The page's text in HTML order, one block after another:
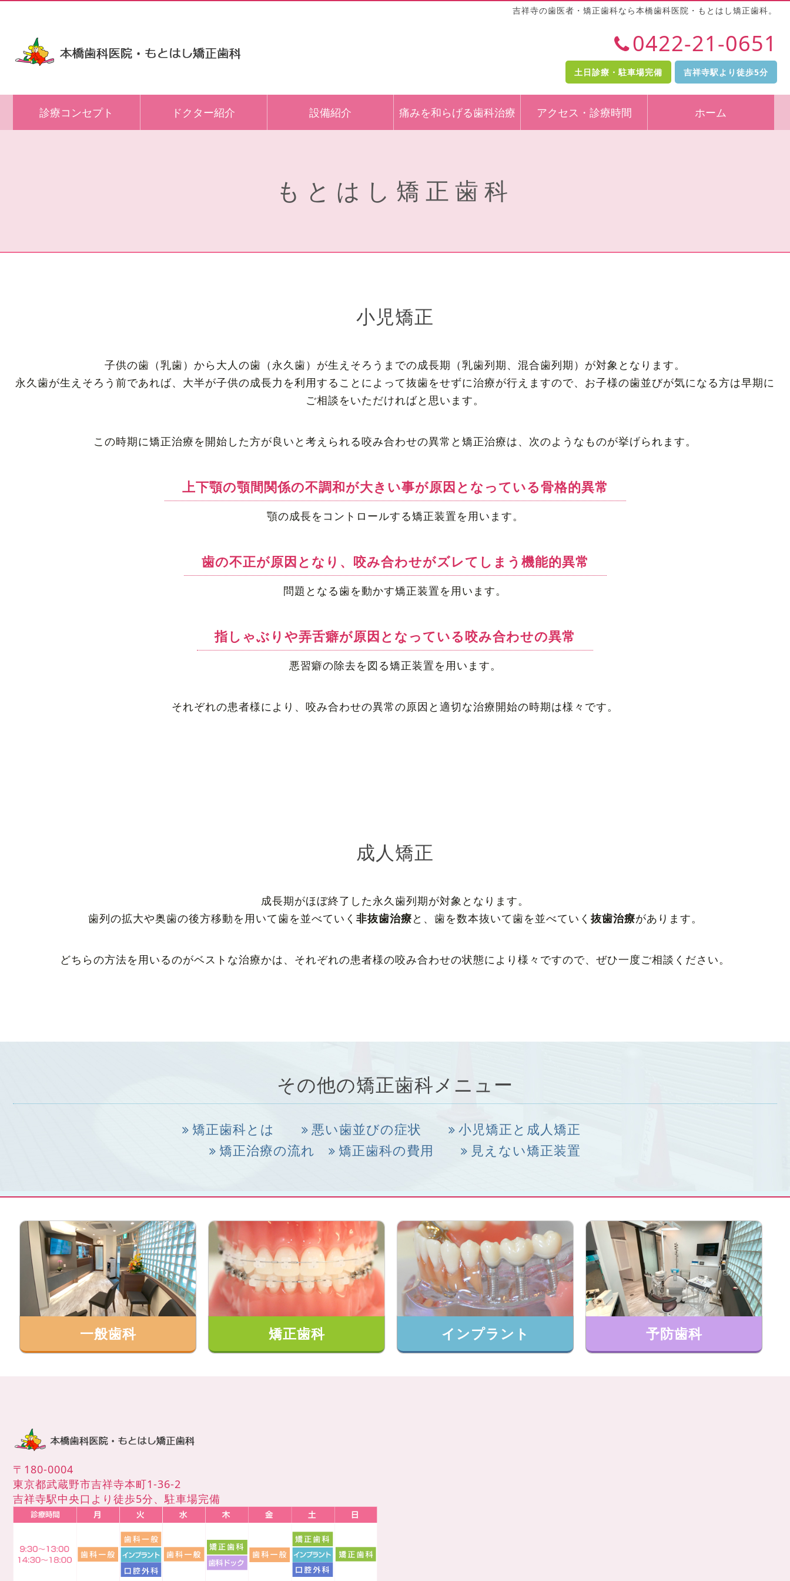
吉祥寺の歯医者・矯正歯科なら本橋歯科医院・もとはし矯正歯科。
0422-21-0651
土日診療・駐車場完備 吉祥寺駅より徒歩5分
診療コンセプト ドクター紹介 設備紹介 痛みを和らげる歯科治療 アクセス・診療時間 ホーム
もとはし矯正歯科
小児矯正
子供の歯（乳歯）から大人の歯（永久歯）が生えそろうまでの成長期（乳歯列期、混合歯列期）が対象となります。
永久歯が生えそろう前であれば、大半が子供の成長力を利用することによって抜歯をせずに治療が行えますので、お子様の歯並びが気になる方は早期に
ご相談をいただければと思います。
この時期に矯正治療を開始した方が良いと考えられる咬み合わせの異常と矯正治療は、次のようなものが挙げられます。
上下顎の顎間関係の不調和が大きい事が原因となっている骨格的異常
顎の成長をコントロールする矯正装置を用います。
歯の不正が原因となり、咬み合わせがズレてしまう機能的異常
問題となる歯を動かす矯正装置を用います。
指しゃぶりや弄舌癖が原因となっている咬み合わせの異常
悪習癖の除去を図る矯正装置を用います。
それぞれの患者様により、咬み合わせの異常の原因と適切な治療開始の時期は様々です。
成人矯正
成長期がほぼ終了した永久歯列期が対象となります。
歯列の拡大や奥歯の後方移動を用いて歯を並べていく 非抜歯治療と、歯を数本抜いて歯を並べていく 抜歯治療があります。
どちらの方法を用いるのがベストな治療かは、それぞれの患者様の咬み合わせの状態により様々ですので、ぜひ一度ご相談ください。
その他の矯正歯科メニュー
矯正歯科とは 悪い歯並びの症状
小児矯正と成人矯正
矯正治療の流れ
矯正歯科の費用 見えない矯正装置
一般歯科 矯正歯科 インプラント 予防歯科
〒180-0004
東京都武蔵野市吉祥寺本町1-36-2
吉祥寺駅中央口より徒歩5分、駐車場完備